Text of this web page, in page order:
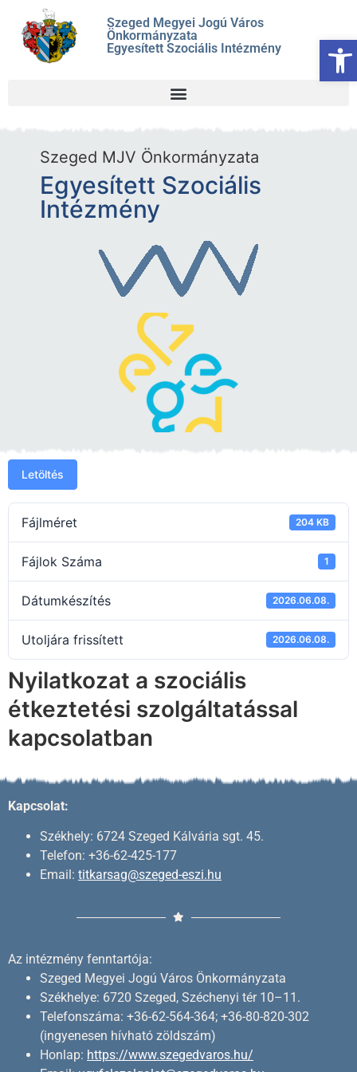
Szeged Megyei Jogú Város
Önkormányzata
Egyesített Szociális Intézmény
Szeged MJV Önkormányzata
Egyesített Szociális
Intézmény
Letöltés
Fájlméret 204 KB
Fájlok Száma 1
Dátumkészítés 2026.06.08.
Utoljára frissített 2026.06.08.
Nyilatkozat a szociális
étkeztetési szolgáltatással
kapcsolatban
Kapcsolat:
Székhely: 6724 Szeged Kálvária sgt. 45.
Telefon: +36-62-425-177
Email: titkarsag@szeged-eszi.hu
Az intézmény fenntartója:
Szeged Megyei Jogú Város Önkormányzata
Székhelye: 6720 Szeged, Széchenyi tér 10–11.
Telefonszáma: +36-62-564-364; +36-80-820-302
(ingyenesen hívható zöldszám)
Honlap: https://www.szegedvaros.hu/